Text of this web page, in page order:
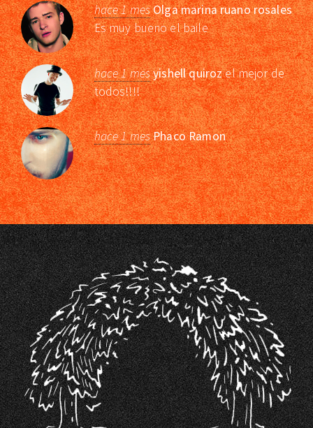
hace 1 mesOlga marina ruano rosales
Es muy bueno el baile
hace 1 mesyishell quirozel mejor de
todos!!!!
hace 1 mesPhaco Ramon